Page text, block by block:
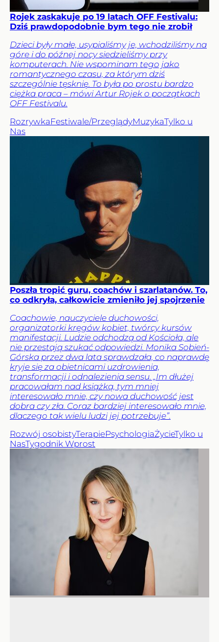
Rojek zaskakuje po 19 latach OFF Festivalu:
Dziś prawdopodobnie bym tego nie zrobił
Dzieci były małe, usypialiśmy je, wchodziliśmy na
górę i do późnej nocy siedzieliśmy przy
komputerach. Nie wspominam tego jako
romantycznego czasu, za którym dziś
szczególnie tęsknię. To była po prostu bardzo
ciężka praca – mówi Artur Rojek o początkach
OFF Festivalu.
RozrywkaFestiwale/PrzeglądyMuzykaTylko u
Nas
Poszła tropić guru, coachów i szarlatanów. To,
co odkryła, całkowicie zmieniło jej spojrzenie
Coachowie, nauczyciele duchowości,
organizatorki kręgów kobiet, twórcy kursów
manifestacji. Ludzie odchodzą od Kościoła, ale
nie przestają szukać odpowiedzi. Monika Sobień-
Górska przez dwa lata sprawdzała, co naprawdę
kryje się za obietnicami uzdrowienia,
transformacji i odnalezienia sensu. „Im dłużej
pracowałam nad książką, tym mniej
interesowało mnie, czy nowa duchowość jest
dobra czy zła. Coraz bardziej interesowało mnie,
dlaczego tak wielu ludzi jej potrzebuje”.
Rozwój osobistyTerapiePsychologiaŻycieTylko u
NasTygodnik Wprost